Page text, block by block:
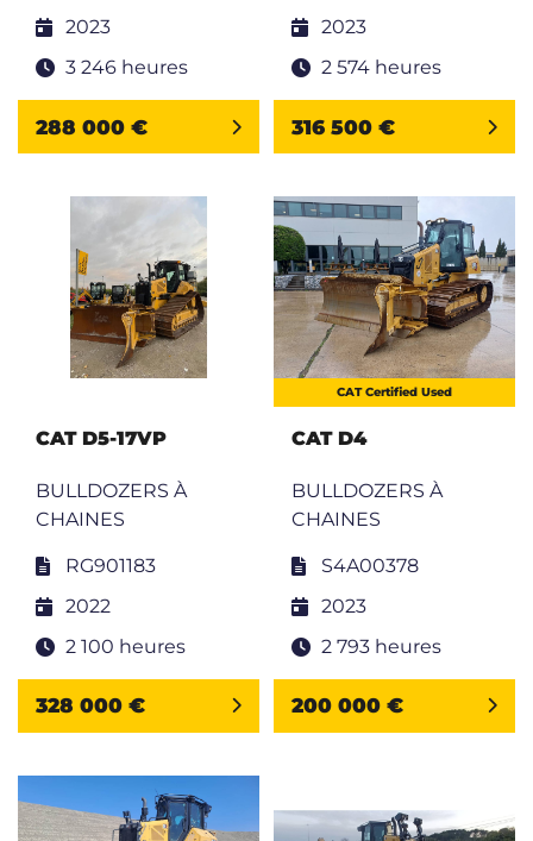
2023
3 246 heures
288 000 €
2023
2 574 heures
316 500 €
CAT D5-17VP
BULLDOZERS À
CHAINES
RG901183
2022
2 100 heures
328 000 €
CAT Certified Used
CAT D4
BULLDOZERS À
CHAINES
S4A00378
2023
2 793 heures
200 000 €